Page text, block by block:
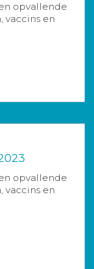
opvallende
vaccins en
opvallende
vaccins en